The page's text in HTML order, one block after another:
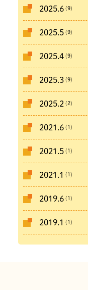
2025.6(9)
2025.5(9)
2025.4(9)
2025.3(9)
2025.2 (2)
2021.6(1)
2021.5(1)
2021.1 (1)
2019.6(1)
2019.1 (1)